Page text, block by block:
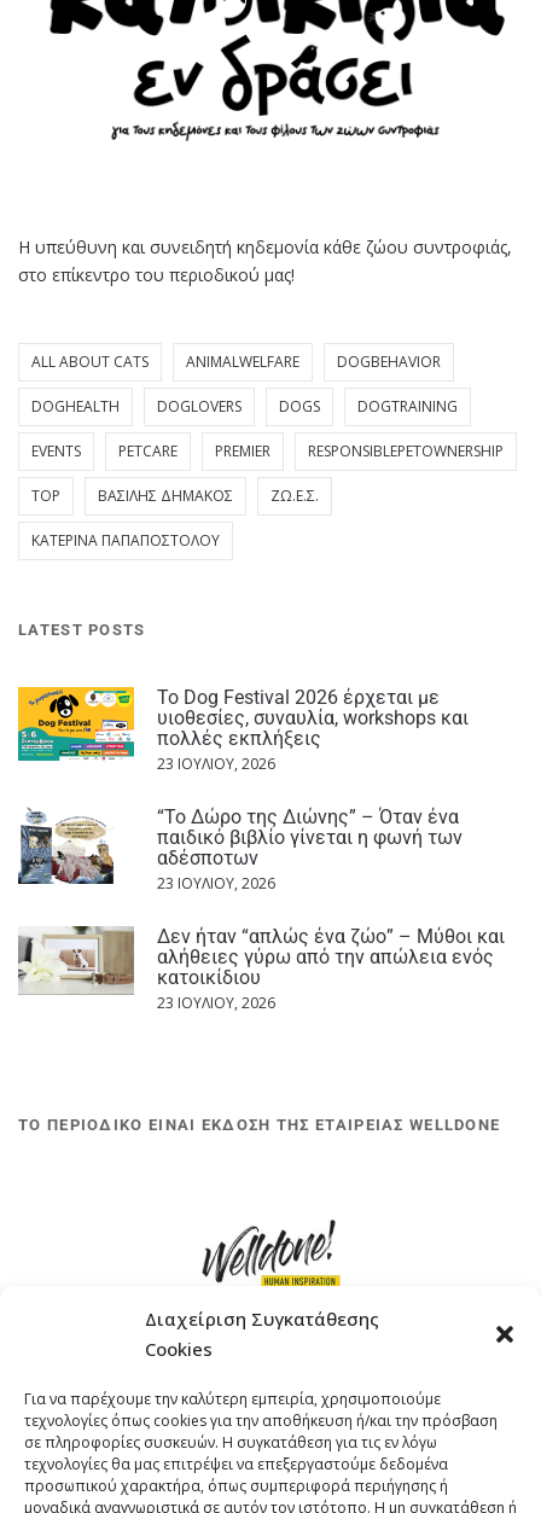
Διαχείριση Συγκατάθεσης
Cookies
Για να παρέχουμε την καλύτερη εμπειρία, χρησιμοποιούμε
τεχνολογίες όπως cookies για την αποθήκευση ή/και την πρόσβαση
σε πληροφορίες συσκευών. Η συγκατάθεση για τις εν λόγω
τεχνολογίες θα μας επιτρέψει να επεξεργαστούμε δεδομένα
προσωπικού χαρακτήρα, όπως συμπεριφορά περιήγησης ή
μοναδικά αναγνωριστικά σε αυτόν τον ιστότοπο. Η μη συγκατάθεση ή
Η υπεύθυνη και συνειδητή κηδεμονία κάθε ζώου συντροφιάς,
στο επίκεντρο του περιοδικού μας!
ALL ABOUT CATS ANIMALWELFARE DOGBEHAVIOR
DOGHEALTH DOGLOVERS DOGS DOGTRAINING
EVENTS PETCARE PREMIER RESPONSIBLEPETOWNERSHIP
TOP ΒΑΣΊΛΗΣ ΔΗΜΆΚΟΣ ΖΩ.Ε.Σ.
ΚΑΤΕΡΊΝΑ ΠΑΠΑΠΟΣΤΌΛΟΥ
LATEST POSTS
Το Dog Festival 2026 έρχεται με
υιοθεσίες, συναυλία, workshops και
πολλές εκπλήξεις
23 ΙΟΥΛΊΟΥ, 2026
“Το Δώρο της Διώνης” – Όταν ένα
παιδικό βιβλίο γίνεται η φωνή των
αδέσποτων
23 ΙΟΥΛΊΟΥ, 2026
Δεν ήταν “απλώς ένα ζώο” – Μύθοι και
αλήθειες γύρω από την απώλεια ενός
κατοικίδιου
23 ΙΟΥΛΊΟΥ, 2026
ΤΟ ΠΕΡΙΟΔΙΚΟ ΕΙΝΑΙ ΕΚΔΟΣΗ ΤΗΣ ΕΤΑΙΡΕΙΑΣ WELLDONE
ΤΗΛΕΦΩΝΟ: +30 211 4021758
EMAIL:info@welldone.com.gr